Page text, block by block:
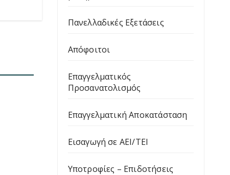
Πανελλαδικές Εξετάσεις
Απόφοιτοι
Επαγγελματικός
Προσανατολισμός
Επαγγελματική Αποκατάσταση
Εισαγωγή σε ΑΕΙ/ΤΕΙ
Υποτροφίες – Επιδοτήσεις